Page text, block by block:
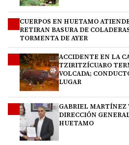
CUERPOS EN HUETAMO
RETIRAN BASURA DE
TORMENTA DE AYER
ACCIDENTE EN LA
TZIRITZÍCUARO
VOLCADA;
LUGAR
GABRIEL MARTÍNEZ
DIRECCIÓN
HUETAMO